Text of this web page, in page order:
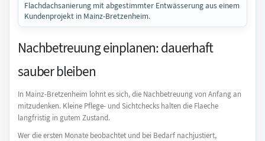
Flachdachsanierung mit abgestimmter Entwässerung aus einem
Kundenprojekt in Mainz-Bretzenheim.
Nachbetreuung einplanen: dauerhaft
sauber bleiben
In Mainz-Bretzenheim lohnt es sich, die Nachbetreuung von Anfang an
mitzudenken. Kleine Pflege- und Sichtchecks halten die Flaeche
langfristig in gutem Zustand.
Wer die ersten Monate beobachtet und bei Bedarf nachjustiert,